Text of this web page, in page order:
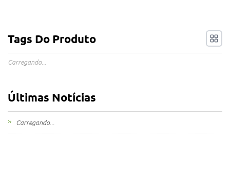
Tags Do Produto
Carregando...
Últimas Notícias
Carregando...